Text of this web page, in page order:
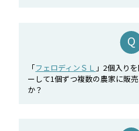
「フェロディンＳＬ
」2個入り
ーして1個ずつ複数の農家に販
か？